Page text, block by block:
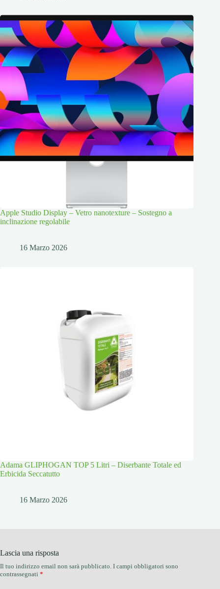
Apple Studio Display – Vetro nanotexture – Sostegno a
inclinazione regolabile
16 Marzo 2026
Adama GLIPHOGAN TOP 5 Litri – Diserbante Totale ed
Erbicida Seccatutto
16 Marzo 2026
Lascia una risposta
Il tuo indirizzo email non sarà pubblicato. I campi obbligatori sono
contrassegnati *